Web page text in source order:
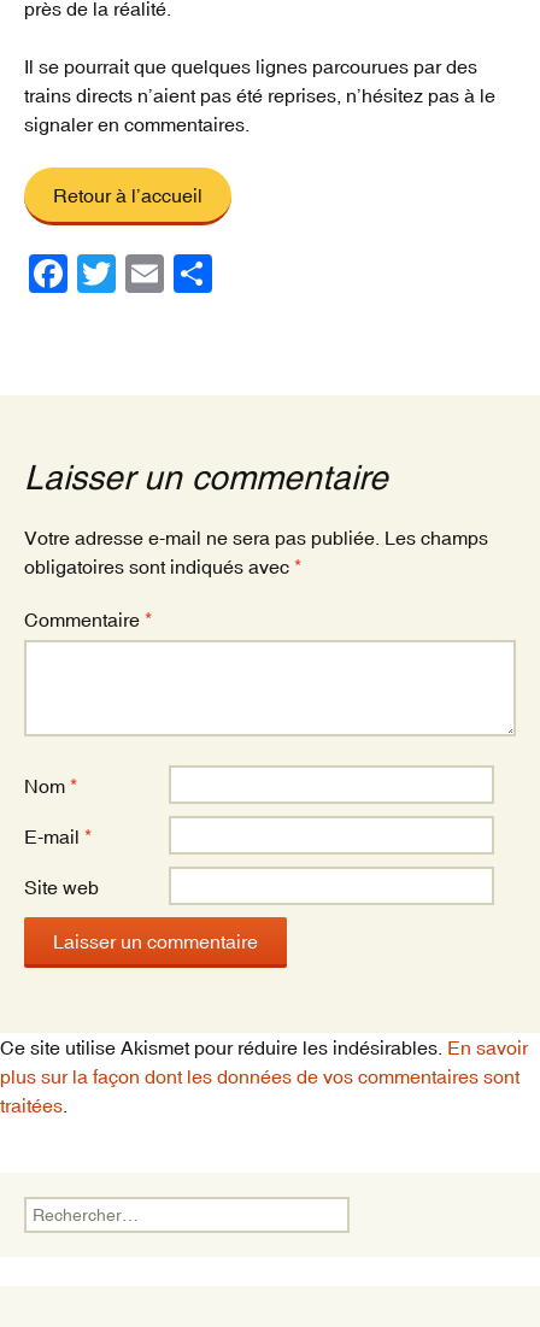
près de la réalité.
Il se pourrait que quelques lignes parcourues par des
trains directs n’aient pas été reprises, n’hésitez pas à le
signaler en commentaires.
Retour à l’accueil
F
e
o
o
k
T
er
E
g
Laisser un commentaire
Votre adresse e-mail ne sera pas publiée. Les champs
obligatoires sont indiqués avec *
Commentaire *
Nom *
E-mail *
Site web
Ce site utilise Akismet pour réduire les indésirables. En savoir
plus sur la façon dont les données de vos commentaires sont
traitées
Rechercher :